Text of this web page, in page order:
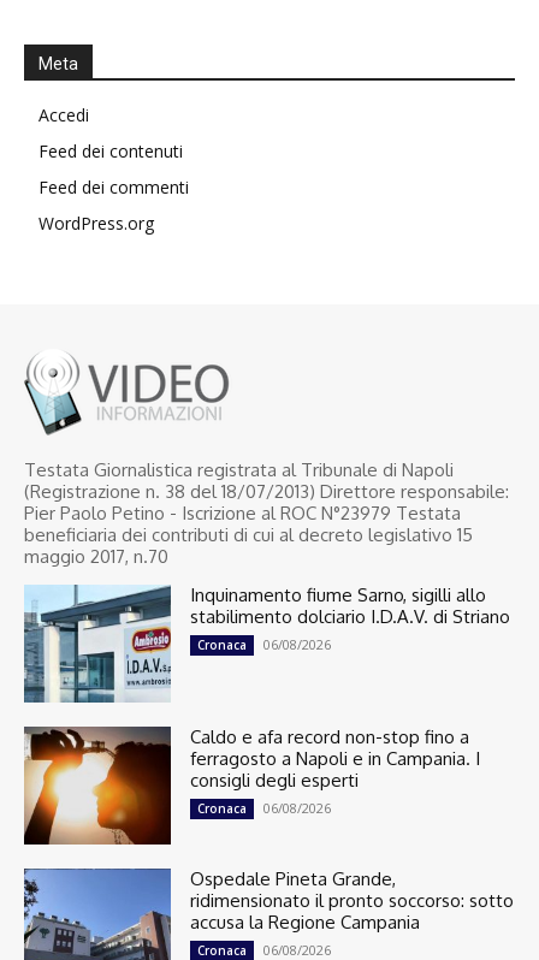
Meta
Accedi
Feed dei contenuti
Feed dei commenti
WordPress.org
Testata Giornalistica registrata al Tribunale di Napoli
(Registrazione n. 38 del 18/07/2013) Direttore responsabile:
Pier Paolo Petino - Iscrizione al ROC N°23979 Testata
beneficiaria dei contributi di cui al decreto legislativo 15
maggio 2017, n.70
Inquinamento fiume Sarno, sigilli allo
stabilimento dolciario I.D.A.V. di Striano
Cronaca 06/08/2026
Caldo e afa record non-stop fino a
ferragosto a Napoli e in Campania. I
consigli degli esperti
Cronaca 06/08/2026
Ospedale Pineta Grande,
ridimensionato il pronto soccorso: sotto
accusa la Regione Campania
Cronaca 06/08/2026